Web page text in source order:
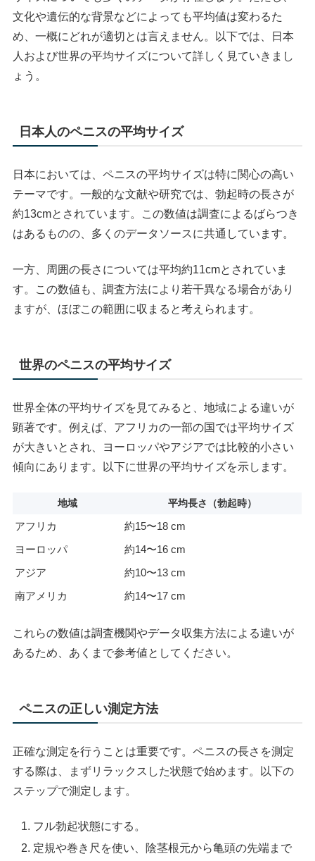
文化や遺伝的な背景などによっても平均値は変わるた
め、一概にどれが適切とは言えません。以下では、日本
人および世界の平均サイズについて詳しく見ていきまし
ょう。
日本人のペニスの平均サイズ
日本においては、ペニスの平均サイズは特に関心の高い
テーマです。一般的な文献や研究では、勃起時の長さが
約13cmとされています。この数値は調査によるばらつき
はあるものの、多くのデータソースに共通しています。
一方、周囲の長さについては平均約11cmとされていま
す。この数値も、調査方法により若干異なる場合があり
ますが、ほぼこの範囲に収まると考えられます。
世界のペニスの平均サイズ
世界全体の平均サイズを見てみると、地域による違いが
顕著です。例えば、アフリカの一部の国では平均サイズ
が大きいとされ、ヨーロッパやアジアでは比較的小さい
傾向にあります。以下に世界の平均サイズを示します。
地域 平均長さ（勃起時）
アフリカ
約15〜18 cm
ヨーロッパ
約14〜16 cm
アジア
約10〜13 cm
南アメリカ
約14〜17 cm
これらの数値は調査機関やデータ収集方法による違いが
あるため、あくまで参考値としてください。
ペニスの正しい測定方法
正確な測定を行うことは重要です。ペニスの長さを測定
する際は、まずリラックスした状態で始めます。以下の
ステップで測定します。
フル勃起状態にする。
定規や巻き尺を使い、陰茎根元から亀頭の先端まで